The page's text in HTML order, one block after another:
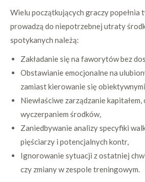
Wielu początkujących graczy popełnia
prowadzą do niepotrzebnej utraty
spotykanych należą:
Zakładanie się na faworytów bez
Obstawianie emocjonalne na
zamiast kierowanie się
Niewłaściwe zarządzanie
wyczerpaniem środków,
Zaniedbywanie analizy specyfiki
pięściarzy i potencjalnych kontr,
Ignorowanie sytuacji z ostatniej
czy zmiany w zespole treningowym.